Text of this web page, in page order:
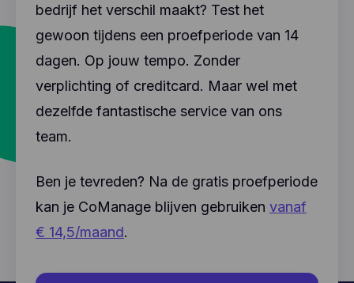
bedrijf het verschil maakt? Test het
gewoon tijdens een proefperiode van 14
dagen. Op jouw tempo. Zonder
verplichting of creditcard. Maar wel met
dezelfde fantastische service van ons
team.
Ben je tevreden? Na de gratis proefperiode
kan je CoManage blijven gebruiken vanaf
€ 14,5/maand.